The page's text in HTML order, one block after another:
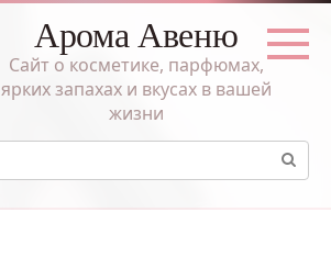
Арома Авеню
Сайт о косметике, парфюмах,
ярких запахах и вкусах в вашей
жизни